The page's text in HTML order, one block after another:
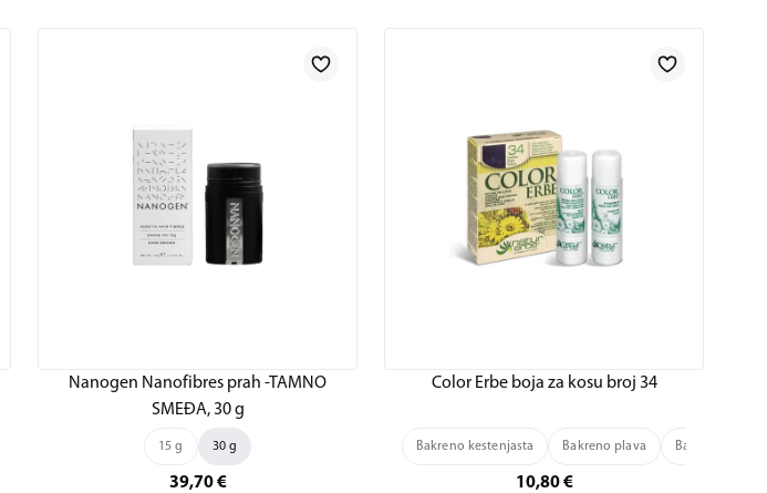
Nanogen Nanofibres prah -TAMNO
SMEĐA, 30 g
15 g 30 g
39,70 €
Color Erbe boja za kosu broj 34
Bakreno kestenjasta Bakreno plava Bakreno zlatno
10,80 €